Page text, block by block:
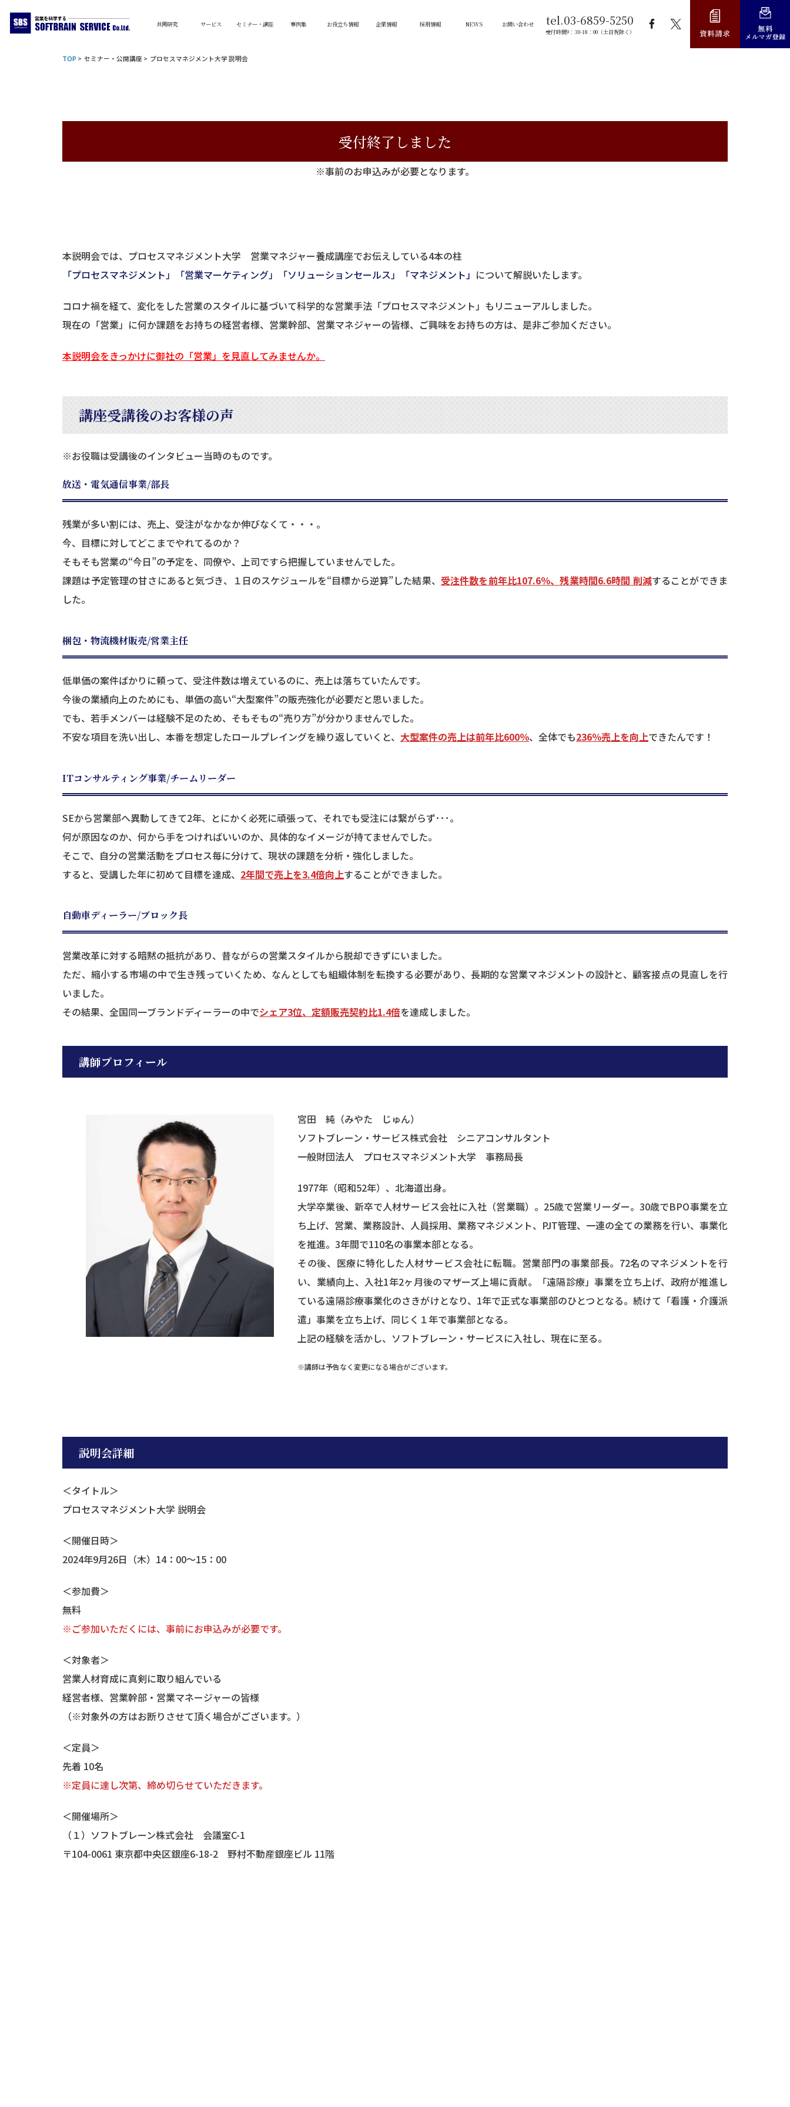
共同研究 サービス セミナー・講座 事例集 お役立ち情報 企業情報 採用情報 NEWS お問い合わせ tel.03-6859-5250
受付時間9：30-18：00（土日祝除く）
TOP >セミナー・公開講座 > プロセスマネジメント大学 説明会
受付終了しました
※事前のお申込みが必要となります。
本説明会では、プロセスマネジメント大学 営業マネジャー養成講座でお伝えしている4本の柱
「プロセスマネジメント」「営業マーケティング」「ソリューションセールス」「マネジメント 」 について解説いたします。
コロナ禍を経て、変化をした営業のスタイルに基づいて科学的な営業手法「プロセスマネジメント」もリニューアルしました。
現在の「営業」に何か課題をお持ちの経営者様、営業幹部、営業マネジャーの皆様、ご興味をお持ちの方は、是非ご参加ください。
本説明会をきっかけに御社の「営業」を見直してみませんか。
講座受講後のお客様の声
※お役職は受講後のインタビュー当時のものです。
放送・電気通信事業/部長
残業が多い割には、売上、受注がなかなか伸びなくて・・・。
今、目標に対してどこまでやれてるのか？
そもそも営業の“今日”の予定を、同僚や、上司ですら把握していませんでした。
課題は予定管理の甘さにあると気づき、１日のスケジュールを“目標から逆算”した結果、 受注件数を前年比107.6％、残業時間6.6時間 削減することができま
した。
梱包・物流機材販売/営業主任
低単価の案件ばかりに頼って、受注件数は増えているのに、売上は落ちていたんです。
今後の業績向上のためにも、単価の高い“大型案件”の販売強化が必要だと思いました。
でも、若手メンバーは経験不足のため、そもそもの“売り方”が分かりませんでした。
不安な項目を洗い出し、本番を想定したロールプレイングを繰り返していくと、 大型案件の売上は前年比600％、全体でも236％売上を向上できたんです！
ITコンサルティング事業/チームリーダー
SEから営業部へ異動してきて2年、とにかく必死に頑張って、それでも受注には繋がらず･･･。
何が原因なのか、何から手をつければいいのか、具体的なイメージが持てませんでした。
そこで、自分の営業活動をプロセス毎に分けて、現状の課題を分析・強化しました。
すると、受講した年に初めて目標を達成、 2年間で売上を3.4倍向上することができました。
自動車ディーラー/ブロック長
営業改革に対する暗黙の抵抗があり、昔ながらの営業スタイルから脱却できずにいました。
ただ、縮小する市場の中で生き残っていくため、なんとしても組織体制を転換する必要があり、長期的な営業マネジメントの設計と、顧客接点の見直しを行
いました。
その結果、全国同一ブランドディーラーの中でシェア3位、定額販売契約比1.4倍を達成しました。
講師プロフィール
宮田 純（みやた じゅん）
ソフトブレーン・サービス株式会社 シニアコンサルタント
一般財団法人 プロセスマネジメント大学 事務局長
1977年（昭和52年）、北海道出身。
大学卒業後、新卒で人材サービス会社に入社（営業職）。25歳で営業リーダー。30歳でBPO事業を立
ち上げ、営業、業務設計、人員採用、業務マネジメント、PJT管理、一連の全ての業務を行い、事業化
を推進。3年間で110名の事業本部となる。
その後、医療に特化した人材サービス会社に転職。営業部門の事業部長。72名のマネジメントを行
い、業績向上、入社1年2ヶ月後のマザーズ上場に貢献。「遠隔診療」事業を立ち上げ、政府が推進し
ている遠隔診療事業化のさきがけとなり、1年で正式な事業部のひとつとなる。続けて「看護・介護派
遣」事業を立ち上げ、同じく１年で事業部となる。
上記の経験を活かし、ソフトブレーン・サービスに入社し、現在に至る。
※講師は予告なく変更になる場合がございます。
説明会詳細
＜タイトル＞
プロセスマネジメント大学 説明会
＜開催日時＞
2024年9月26日（木）14：00～15：00
＜参加費＞
無料
※ご参加いただくには、事前にお申込みが必要です。
＜対象者＞
営業人材育成に真剣に取り組んでいる
経営者様、営業幹部・営業マネージャーの皆様
（※対象外の方はお断りさせて頂く場合がございます。）
＜定員＞
先着 10名
※定員に達し次第、締め切らせていただきます。
＜開催場所＞
（１）ソフトブレーン株式会社 会議室C-1
〒104-0061 東京都中央区銀座6-18-2 野村不動産銀座ビル 11階